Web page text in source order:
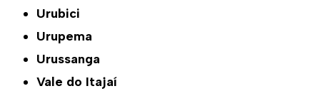
Urubici
Urupema
Urussanga
Vale do Itajaí